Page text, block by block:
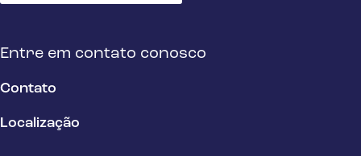
Entre em contato conosco
Contato
Localização